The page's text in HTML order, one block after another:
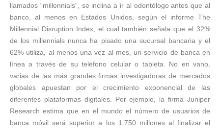
llamados “millennials”, se inclina a ir al odontólogo antes que al
banco, al menos en Estados Unidos, según el informe The
Millennial Disruption Index, el cual también señala que el 32%
de los millennials nunca ha pisado una sucursal bancaria y el
62% utiliza, al menos una vez al mes, un servicio de banca en
línea a través de su teléfono celular o tableta. No en vano,
varias de las más grandes firmas investigadoras de mercados
globales apuestan por el crecimiento exponencial de las
diferentes plataformas digitales. Por ejemplo, la firma Juniper
Research estima que en el mundo el número de usuarios de
banca móvil será superior a los 1.750 millones al finalizar el